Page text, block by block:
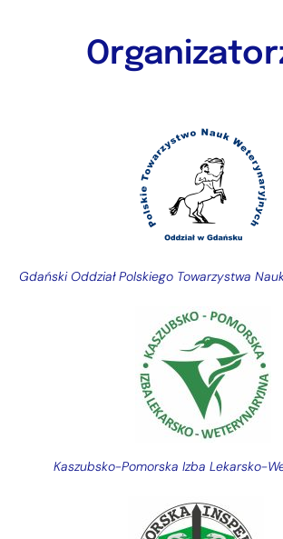
Gdański Oddział Polskiego Towarzystwa
Kaszubsko-Pomorska Izba Lekarsko-